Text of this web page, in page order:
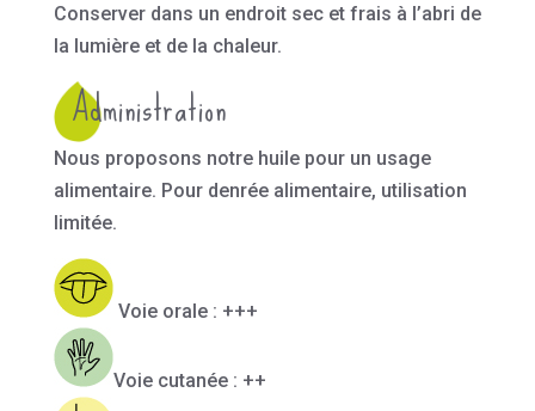
Conserver dans un endroit sec et frais à l’abri de
la lumière et de la chaleur.
Administration
Nous proposons notre huile pour un usage
alimentaire. Pour denrée alimentaire, utilisation
limitée.
Voie orale : +++
Voie cutanée : ++